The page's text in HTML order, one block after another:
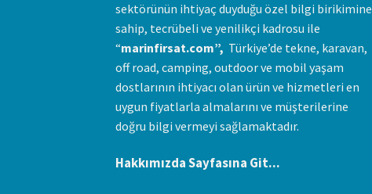
sektörünün ihtiyaç duyduğu özel bilgi birikimine
sahip, tecrübeli ve yenilikçi kadrosu ile
“marinfirsat.com”, Türkiye’de tekne, karavan,
off road, camping, outdoor ve mobil yaşam
dostlarının ihtiyacı olan ürün ve hizmetleri en
uygun fiyatlarla almalarını ve müşterilerine
doğru bilgi vermeyi sağlamaktadır.
Hakkımızda Sayfasına Git...